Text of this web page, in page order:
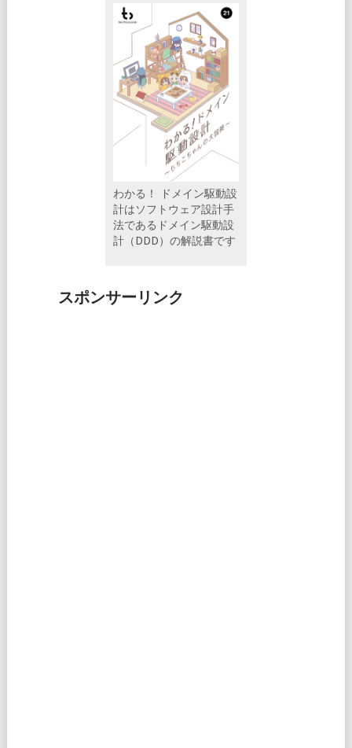
わかる！ ドメイン駆動設
計はソフトウェア設計手
法であるドメイン駆動設
計（DDD）の解説書です
スポンサーリンク